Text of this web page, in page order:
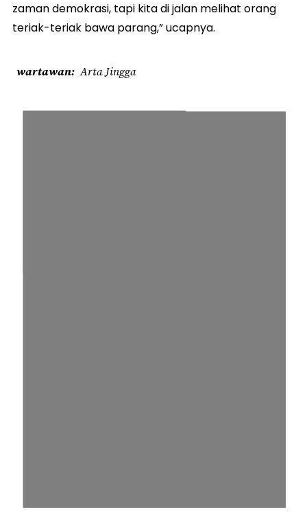
zaman demokrasi, tapi kita di jalan melihat orang
teriak-teriak bawa parang,” ucapnya.
wartawan Arta Jingga